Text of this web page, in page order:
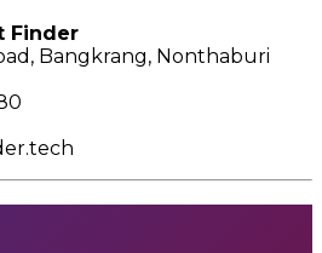
Finder
Bangkrang, Nonthaburi